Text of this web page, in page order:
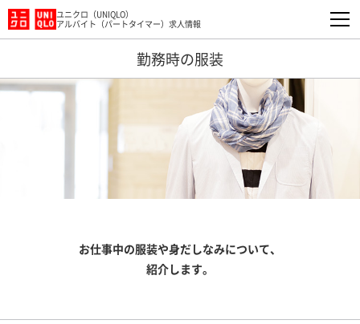
ユニクロ（UNIQLO）
アルバイト（パートタイマー）求人情報
勤務時の服装
お仕事中の服装や身だしなみについて、
紹介します。